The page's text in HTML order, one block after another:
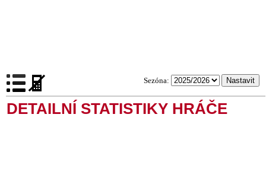
Sezóna:
DETAILNÍ STATISTIKY HRÁČE